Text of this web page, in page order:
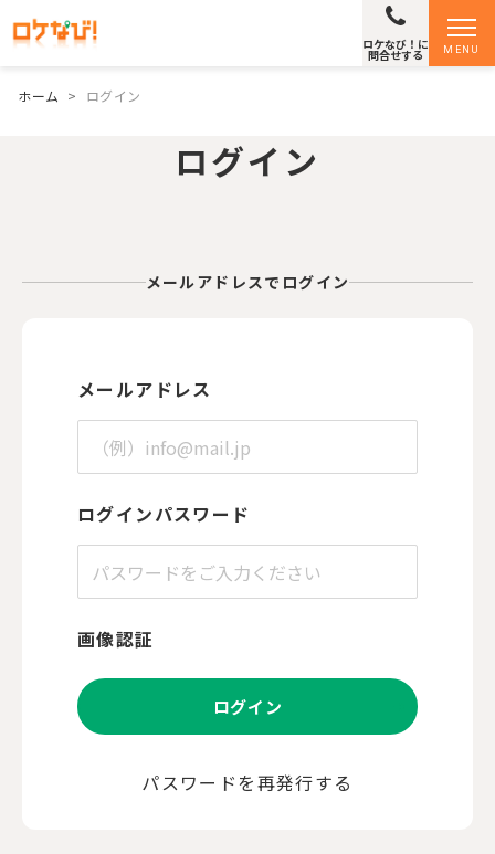
MENU
ロケなび！に
問合せする
ホーム > ログイン
ログイン
メールアドレスでログイン
メールアドレス
ログインパスワード
画像認証
ログイン
パスワードを再発行する